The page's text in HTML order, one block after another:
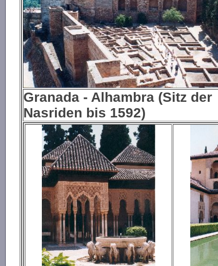
Granada - Alhambra (Sitz der
Nasriden bis 1592)